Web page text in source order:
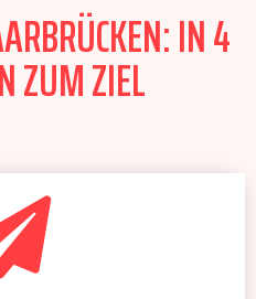
IN 4
ZUM ZIEL